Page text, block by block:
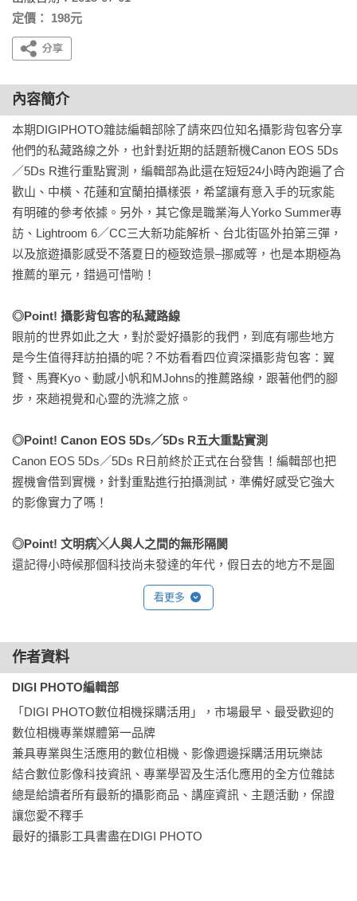
定價： 198元
內容簡介
本期DIGIPHOTO雜誌編輯部除了請來四位知名攝影背包客分享
他們的私藏路線之外，也針對近期的話題新機Canon EOS 5Ds
／5Ds R進行重點實測，編輯部為此還在短短24小時內跑遍了合
歡山、中橫、花蓮和宜蘭拍攝樣張，希望讓有意入手的玩家能
有明確的參考依據。另外，其它像是職業海人Yorko Summer專
訪、Lightroom 6／CC三大新功能解析、台北街區外拍第三彈，
以及旅遊攝影感受不落夏日的極致造景–挪威等，也是本期極為
推薦的單元，錯過可惜喲！
◎Point! 攝影背包客的私藏路線
眼前的世界如此之大，對於愛好攝影的我們，到底有哪些地方
是今生值得拜訪拍攝的呢？不妨看看四位資深攝影背包客：翼
賢、馬賽Kyo、動感小帆和MJohns的推薦路線，跟著他們的腳
步，來趟視覺和心靈的洗滌之旅。
◎Point! Canon EOS 5Ds／5Ds R五大重點實測
Canon EOS 5Ds／5Ds R日前終於正式在台發售！編輯部也把
握機會借到實機，針對重點進行拍攝測試，準備好感受它強大
的影像實力了嗎！
◎Point! 文明病╳人與人之間的無形隔閡
還記得小時候那個科技尚未發達的年代，假日去的地方不是圖
書館就是籃球場，家庭或同學聚會時總是打打鬧鬧，感慨的是
幾曾何時這些理所當然的行為，都被手中的3C產品取代了，看
看更多
作者資料
DIGI PHOTO編輯部
「DIGI PHOTO數位相機採購活用」，市場最早、最受歡迎的
數位相機專業媒體第一品牌
兼具專業與生活應用的數位相機、影像週邊採購活用玩樂誌
結合數位影像科技資訊、專業學習及生活化應用的全方位雜誌
總是給讀者所有最新的攝影商品、講座資訊、主題活動，保證
讓您愛不釋手
最好的攝影工具書盡在DIGI PHOTO